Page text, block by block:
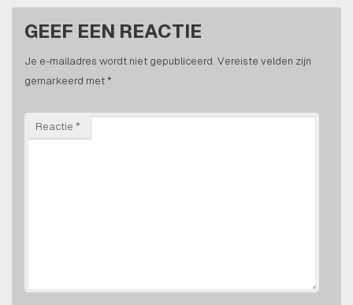
GEEF EEN REACTIE
Je e-mailadres wordt niet gepubliceerd. Vereiste velden zijn
gemarkeerd met*
Reactie *